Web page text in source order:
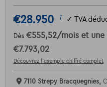
€28.950 1 ✓ TVA
Dès €555,52/mois et une
€7.793,02
Découvrez l’exemple chiffré complet
7110 Strepy Bracquegnies,